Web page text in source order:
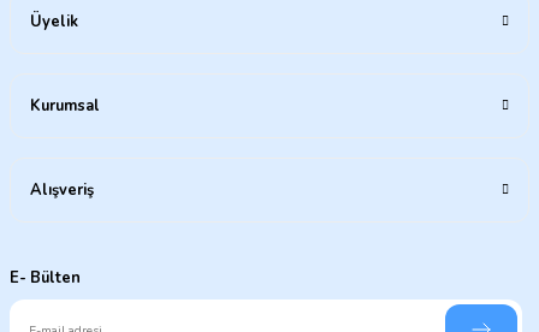
Üyelik
Kurumsal
Alışveriş
E- Bülten